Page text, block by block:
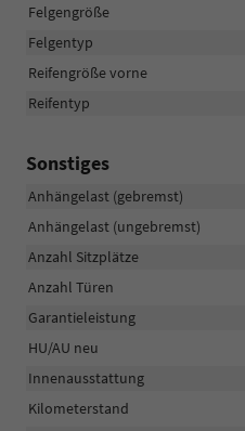
Felgengröße
Felgentyp
Reifengröße vorne
Reifentyp
Sonstiges
Anhängelast (gebremst)
Anhängelast (ungebremst)
Anzahl Sitzplätze
Anzahl Türen
Garantieleistung
HU/AU neu
Innenausstattung
Kilometerstand